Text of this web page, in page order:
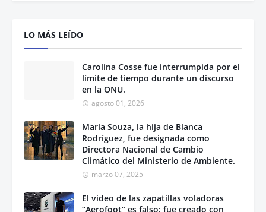
LO MÁS LEÍDO
Carolina Cosse fue interrumpida por el
límite de tiempo durante un discurso
en la ONU.
agosto 01, 2026
María Souza, la hija de Blanca
Rodríguez, fue designada como
Directora Nacional de Cambio
Climático del Ministerio de Ambiente.
marzo 07, 2025
El video de las zapatillas voladoras
“Aerofoot” es falso: fue creado con